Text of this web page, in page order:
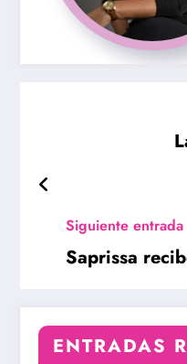
Siguiente entrada
Saprissa
ENTRADAS